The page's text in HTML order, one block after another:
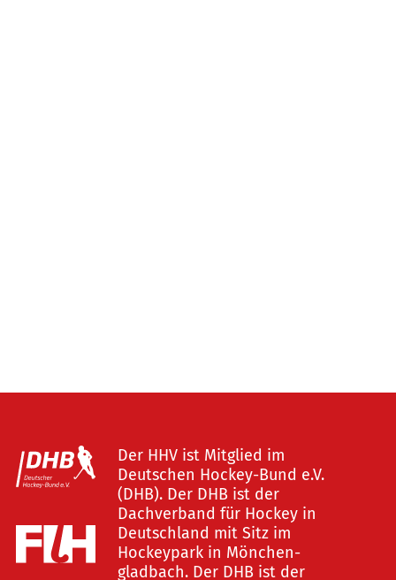
Der HHV ist Mitglied im
Deutschen Hockey-Bund e.V.
(DHB). Der DHB ist der
Dachverband für Hockey in
Deutschland mit Sitz im
Hockeypark in Mönchen-
gladbach. Der DHB ist der